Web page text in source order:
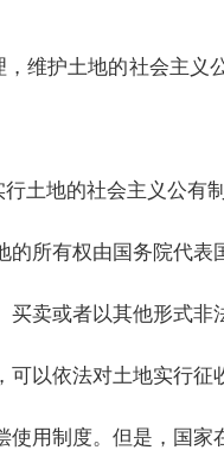
，维护土地的社会主义
土地的社会主义公有
的所有权由国务院代表
买卖或者以其他形式
可以依法对土地实行征
使用制度。但是，国